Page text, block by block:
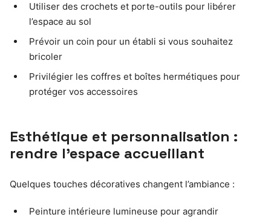
Utiliser des crochets et porte-outils pour libérer
l’espace au sol
Prévoir un coin pour un établi si vous souhaitez
bricoler
Privilégier les coffres et boîtes hermétiques pour
protéger vos accessoires
Esthétique et personnalisation :
rendre l’espace accueillant
Quelques touches décoratives changent l’ambiance :
Peinture intérieure lumineuse pour agrandir